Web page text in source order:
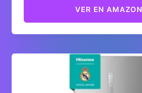
197,84 €.
es:
192,16 €.
VER EN AMAZON